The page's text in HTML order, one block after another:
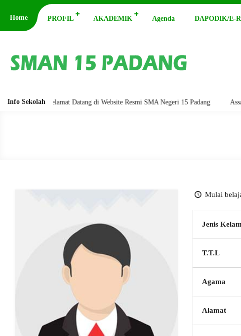
Home PROFIL AKADEMIK Agenda DAPODIK/E-
Info SekolahSelamat Datang di Website Resmi SMA Negeri 15 Padang
Mulai
Jenis
T.T.L
Agama
Alamat